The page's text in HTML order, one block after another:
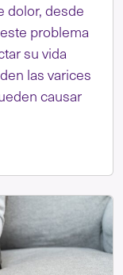
dolor, desde
problema
su vida
las varices
causar